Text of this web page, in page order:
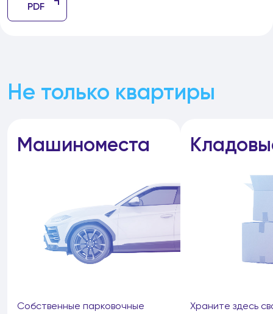
PDF
Не только квартиры
Машиноместа
Собственные парковочные
Храните здесь